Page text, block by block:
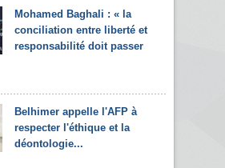
Mohamed Baghali : « la
conciliation entre liberté et
responsabilité doit passer
Belhimer appelle l'AFP à
respecter l'éthique et la
déontologie...